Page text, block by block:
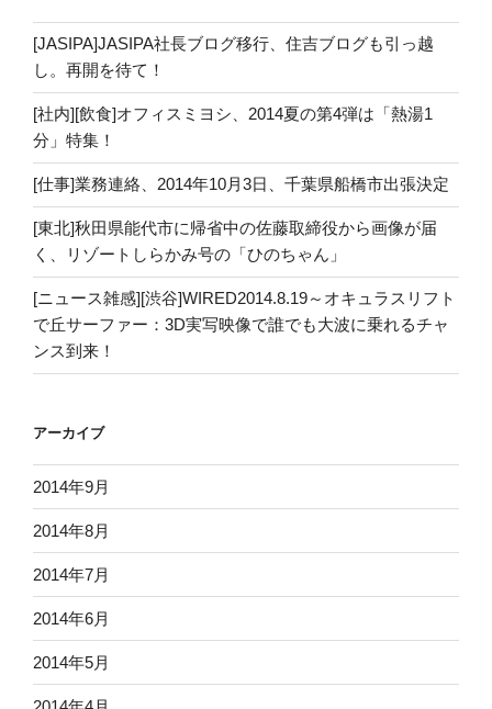
[JASIPA]JASIPA社長ブログ移行、住吉ブログも引っ越
し。再開を待て！
[社内][飲食]オフィスミヨシ、2014夏の第4弾は「熱湯1
分」特集！
[仕事]業務連絡、2014年10月3日、千葉県船橋市出張決定
[東北]秋田県能代市に帰省中の佐藤取締役から画像が届
く、リゾートしらかみ号の「ひのちゃん」
[ニュース雑感][渋谷]WIRED2014.8.19～オキュラスリフト
で丘サーファー：3D実写映像で誰でも大波に乗れるチャ
ンス到来！
アーカイブ
2014年9月
2014年8月
2014年7月
2014年6月
2014年5月